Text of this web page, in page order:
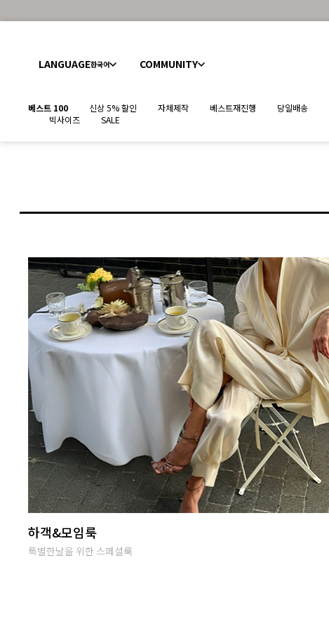
LANGUAGE한국어 COMMUNITY
베스트 100 신상 5% 할인 자체제작 베스트재진행 당일배송
빅사이즈
SALE
난닝구 라이브방송
단골맺고 득템하세요